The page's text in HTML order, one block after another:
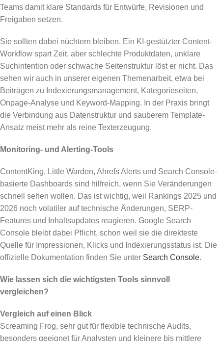
Teams damit klare Standards für Entwürfe, Revisionen und
Freigaben setzen.
Sie sollten dabei nüchtern bleiben. Ein KI-gestützter Content-
Workflow spart Zeit, aber schlechte Produktdaten, unklare
Suchintention oder schwache Seitenstruktur löst er nicht. Das
sehen wir auch in unserer eigenen Themenarbeit, etwa bei
Beiträgen zu Indexierungsmanagement, Kategorieseiten,
Onpage-Analyse und Keyword-Mapping. In der Praxis bringt
die Verbindung aus Datenstruktur und sauberem Template-
Ansatz meist mehr als reine Texterzeugung.
Monitoring- und Alerting-Tools
ContentKing, Little Warden, Ahrefs Alerts und Search Console-
basierte Dashboards sind hilfreich, wenn Sie Veränderungen
schnell sehen wollen. Das ist wichtig, weil Rankings 2025 und
2026 noch volatiler auf technische Änderungen, SERP-
Features und Inhaltsupdates reagieren. Google Search
Console bleibt dabei Pflicht, schon weil sie die direkteste
Quelle für Impressionen, Klicks und Indexierungsstatus ist. Die
offizielle Dokumentation finden Sie unter Search Console.
Wie lassen sich die wichtigsten Tools sinnvoll
vergleichen?
Vergleich auf einen Blick
Screaming Frog, sehr gut für flexible technische Audits,
besonders geeignet für Analysten und kleinere bis mittlere